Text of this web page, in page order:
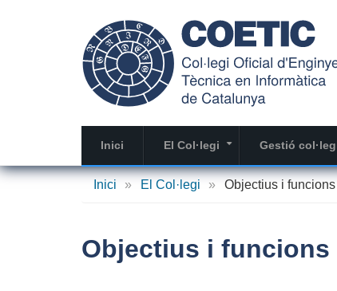
Inici El Col·legi Gestió
Inici » El Col·legi » Objectius i funcions
Objectius i funcions